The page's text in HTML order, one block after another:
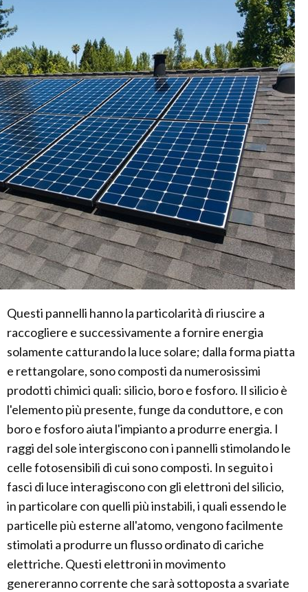
Questi pannelli hanno la particolarità di riuscire a
raccogliere e successivamente a fornire energia
solamente catturando la luce solare; dalla forma piatta
e rettangolare, sono composti da numerosissimi
prodotti chimici quali: silicio, boro e fosforo. Il silicio è
l'elemento più presente, funge da conduttore, e con
boro e fosforo aiuta l'impianto a produrre energia. I
raggi del sole intergiscono con i pannelli stimolando le
celle fotosensibili di cui sono composti. In seguito i
fasci di luce interagiscono con gli elettroni del silicio,
in particolare con quelli più instabili, i quali essendo le
particelle più esterne all'atomo, vengono facilmente
stimolati a produrre un flusso ordinato di cariche
elettriche. Questi elettroni in movimento
genereranno corrente che sarà sottoposta a svariate